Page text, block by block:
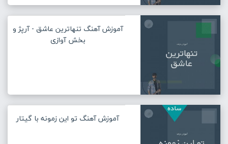
آموزش آهنگ تنهاترین عاشق - آرپژ و
بخش آوازی
آموزش آهنگ تو این زمونه با گیتار